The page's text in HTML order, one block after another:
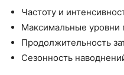
Частоту и
Максимальные уровни
Продолжительность
Сезонность